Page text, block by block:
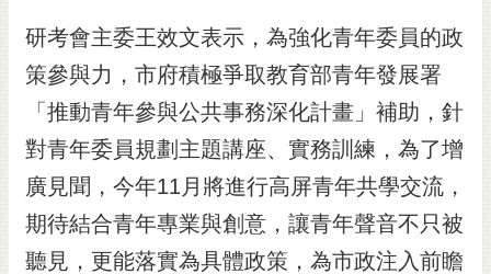
策
網
料
開
放
宣
告
研考會主委王效文表示，為強化青年委員的政
策參與力，市府積極爭取教育部青年發展署
「推動青年參與公共事務深化計畫」補助，針
對青年委員規劃主題講座、實務訓練，為了增
廣見聞，今年11月將進行高屏青年共學交流，
期待結合青年專業與創意，讓青年聲音不只被
聽見，更能落實為具體政策，為市政注入前瞻